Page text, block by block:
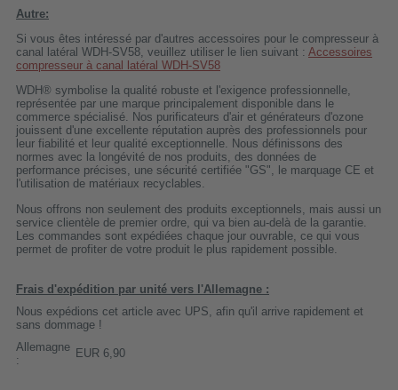
Autre:
Si vous êtes intéressé par d'autres accessoires pour le compresseur à
canal latéral WDH-SV58, veuillez utiliser le lien suivant : Accessoires
compresseur à canal latéral WDH-SV58
WDH® symbolise la qualité robuste et l'exigence professionnelle,
représentée par une marque principalement disponible dans le
commerce spécialisé. Nos purificateurs d'air et générateurs d'ozone
jouissent d'une excellente réputation auprès des professionnels pour
leur fiabilité et leur qualité exceptionnelle. Nous définissons des
normes avec la longévité de nos produits, des données de
performance précises, une sécurité certifiée "GS", le marquage CE et
l'utilisation de matériaux recyclables.
Nous offrons non seulement des produits exceptionnels, mais aussi un
service clientèle de premier ordre, qui va bien au-delà de la garantie.
Les commandes sont expédiées chaque jour ouvrable, ce qui vous
permet de profiter de votre produit le plus rapidement possible.
Frais d'expédition par unité vers l'Allemagne :
Nous expédions cet article avec UPS, afin qu'il arrive rapidement et
sans dommage !
Allemagne
:
EUR 6,90